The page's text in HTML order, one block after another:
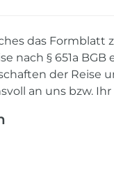
das Formblatt
nach § 651a BGB
der Reise
an uns bzw. Ihr